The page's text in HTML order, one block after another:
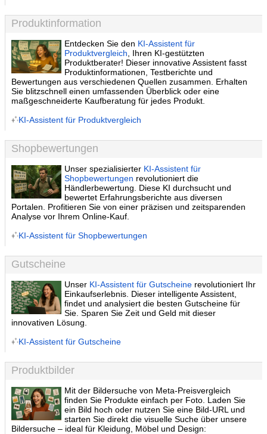
Produktinformation
Entdecken Sie den KI-Assistent für
Produktvergleich , Ihren KI-gestützten
Produktberater! Dieser innovative Assistent fasst
Produktinformationen, Testberichte und
Bewertungen aus verschiedenen Quellen zusammen. Erhalten
Sie blitzschnell einen umfassenden Überblick oder eine
maßgeschneiderte Kaufberatung für jedes Produkt.
KI-Assistent für Produktvergleich
Shopbewertungen
Unser spezialisierter KI-Assistent für
Shopbewertungen revolutioniert die
Händlerbewertung. Diese KI durchsucht und
bewertet Erfahrungsberichte aus diversen
Portalen. Profitieren Sie von einer präzisen und zeitsparenden
Analyse vor Ihrem Online-Kauf.
KI-Assistent für Shopbewertungen
Gutscheine
Unser KI-Assistent für Gutscheine revolutioniert Ihr
Einkaufserlebnis. Dieser intelligente Assistent,
findet und analysiert die besten Gutscheine für
Sie. Sparen Sie Zeit und Geld mit dieser
innovativen Lösung.
KI-Assistent für Gutscheine
Produktbilder
Mit der Bildersuche von Meta-Preisvergleich
finden Sie Produkte einfach per Foto. Laden Sie
ein Bild hoch oder nutzen Sie eine Bild-URL und
starten Sie direkt die visuelle Suche über unsere
Bildersuche – ideal für Kleidung, Möbel und Design: